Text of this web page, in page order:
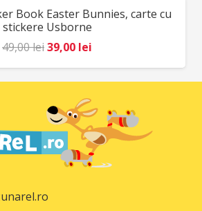
98,00 lei.
Book Easter Bunnies, carte cu
stickere Usborne
49,00leiPrețul
inițial
a
fost:
49,00 lei.
39,00 lei
curent
este:
39,00 lei.